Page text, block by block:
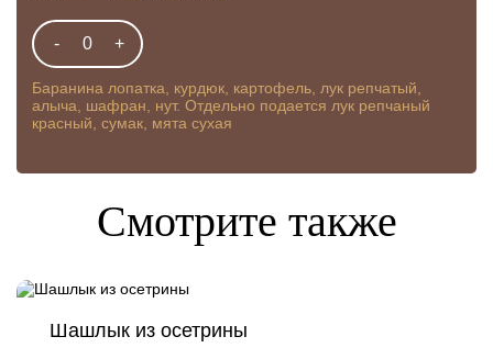
- 0 +
Баранина лопатка, курдюк, картофель, лук репчатый,
алыча, шафран, нут. Отдельно подается лук репчаный
красный, сумак, мята сухая
Смотрите также
Шашлык из осетрины